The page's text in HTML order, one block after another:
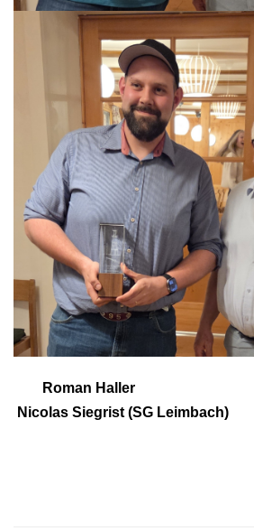
Roman
Nicolas Siegrist (SG Leimbach)